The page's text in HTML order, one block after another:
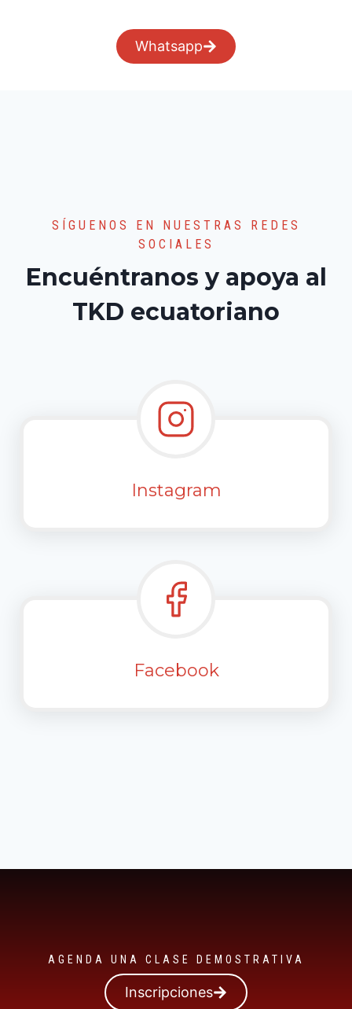
Whatsapp
SÍGUENOS EN NUESTRAS REDES
SOCIALES
Encuéntranos y apoya al
TKD ecuatoriano
Instagram
Facebook
AGENDA UNA CLASE DEMOSTRATIVA
Inscripciones